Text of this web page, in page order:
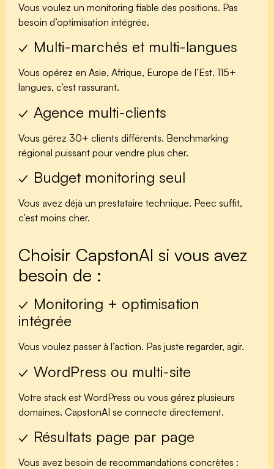
Vous voulez un monitoring fiable des positions. Pas
besoin d’optimisation intégrée.
✓ Multi-marchés et multi-langues
Vous opérez en Asie, Afrique, Europe de l’Est. 115+
langues, c’est rassurant.
✓ Agence multi-clients
Vous gérez 30+ clients différents. Benchmarking
régional puissant pour vendre plus cher.
✓ Budget monitoring seul
Vous avez déjà un prestataire technique. Peec suffit,
c’est moins cher.
Choisir CapstonAI si vous avez
besoin de :
✓ Monitoring + optimisation
intégrée
Vous voulez passer à l’action. Pas juste regarder, agir.
✓ WordPress ou multi-site
Votre stack est WordPress ou vous gérez plusieurs
domaines. CapstonAI se connecte directement.
✓ Résultats page par page
Vous avez besoin de recommandations concrètes :